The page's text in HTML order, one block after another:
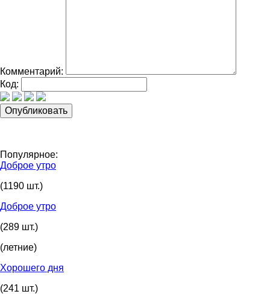
Комментарий:
Код:
Популярное:
Доброе утро
(1190 шт.)
Доброе утро
(289 шт.)
(летние)
Хорошего дня
(241 шт.)